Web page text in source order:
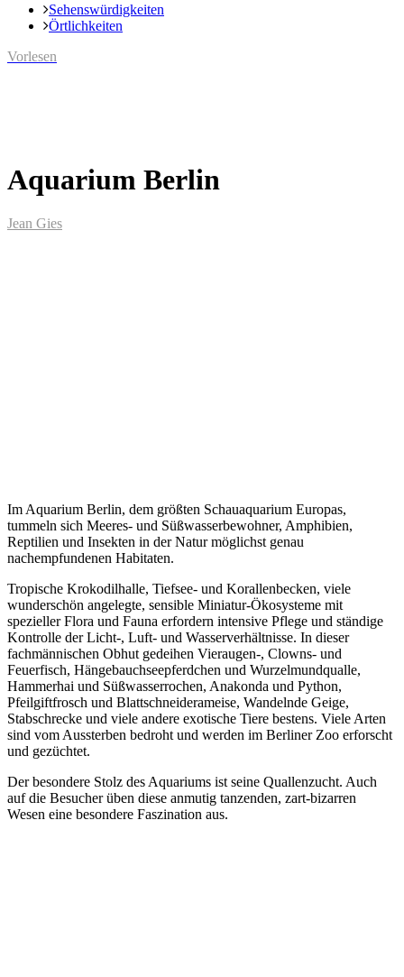
Sehenswürdigkeiten
Örtlichkeiten
Vorlesen
Aquarium Berlin
Jean Gies
Im Aquarium Berlin, dem größten Schauaquarium Europas,
tummeln sich Meeres- und Süßwasserbewohner, Amphibien,
Reptilien und Insekten in der Natur möglichst genau
nachempfundenen Habitaten.
Tropische Krokodilhalle, Tiefsee- und Korallenbecken, viele
wunderschön angelegte, sensible Miniatur-Ökosysteme mit
spezieller Flora und Fauna erfordern intensive Pflege und ständige
Kontrolle der Licht-, Luft- und Wasserverhältnisse. In dieser
fachmännischen Obhut gedeihen Vieraugen-, Clowns- und
Feuerfisch, Hängebauchseepferdchen und Wurzelmundqualle,
Hammerhai und Süßwasserrochen, Anakonda und Python,
Pfeilgiftfrosch und Blattschneiderameise, Wandelnde Geige,
Stabschrecke und viele andere exotische Tiere bestens. Viele Arten
sind vom Aussterben bedroht und werden im Berliner Zoo erforscht
und gezüchtet.
Der besondere Stolz des Aquariums ist seine Quallenzucht. Auch
auf die Besucher üben diese anmutig tanzenden, zart-bizarren
Wesen eine besondere Faszination aus.